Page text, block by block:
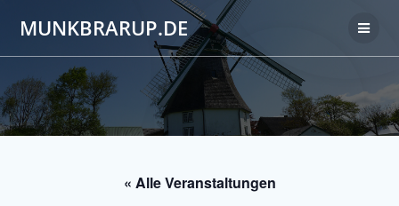
Zum
Inhalt
springen
MUNKBRARUP.DE
« Alle Veranstaltungen